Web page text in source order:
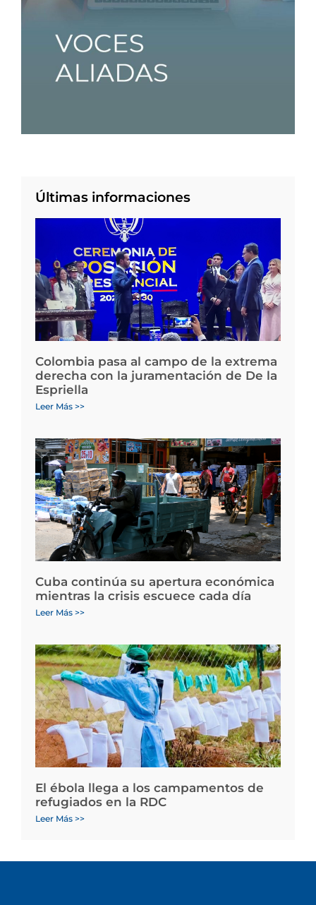
Últimas informaciones
Colombia pasa al campo de la extrema
derecha con la juramentación de De la
Espriella
Leer Más >>
Cuba continúa su apertura económica
mientras la crisis escuece cada día
Leer Más >>
El ébola llega a los campamentos de
refugiados en la RDC
Leer Más >>